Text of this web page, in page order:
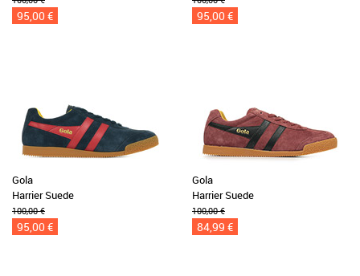
95,00 € 95,00 €
Gola
Harrier Suede
100,00 €
95,00 €
Gola
Harrier Suede
100,00 €
84,99 €